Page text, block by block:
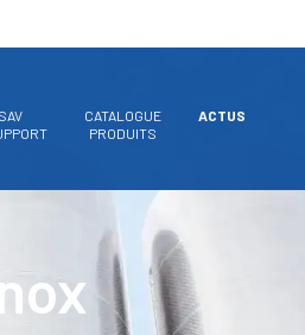
SAV
CATALOGUE
PRODUITS
ACTUS